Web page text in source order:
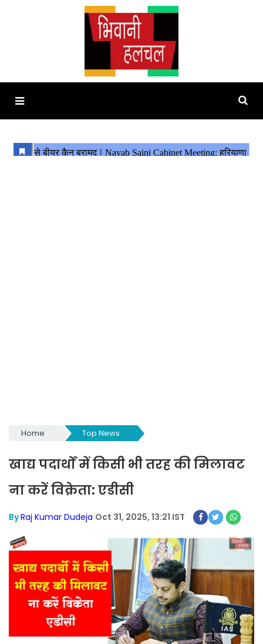
Home Top News
खाद्य पदार्थों में किसी भी तरह की मिलावट
ना करें विक्रेता: एडीसी
ByRaj Kumar Dudeja Oct 31, 2025, 13:21 IST